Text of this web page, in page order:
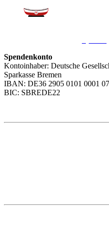
Spendenkonto
Kontoinhaber: Deutsche
Sparkasse Bremen
IBAN: DE36 2905 0101 0001
BIC: SBREDE22